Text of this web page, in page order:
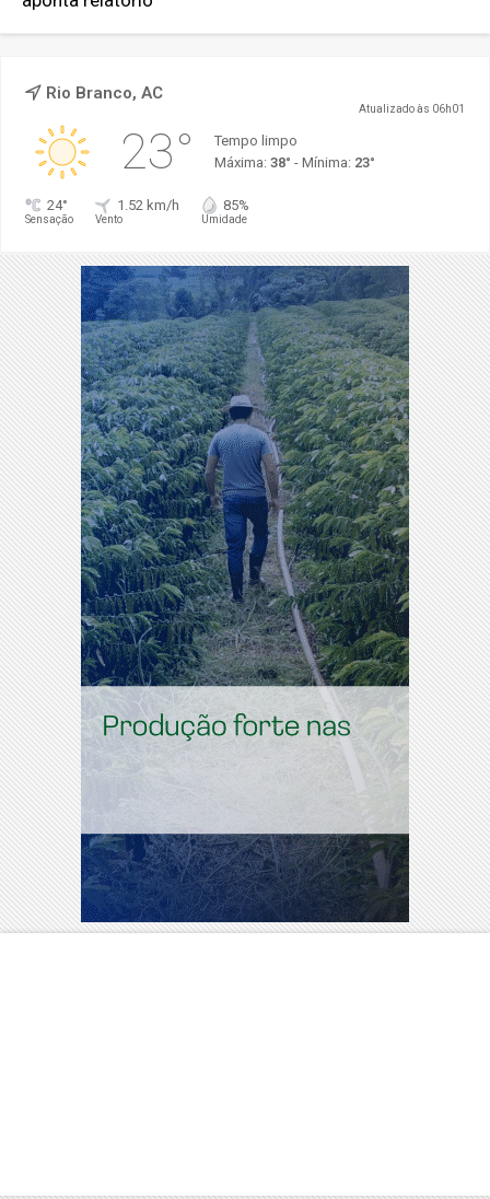
Rio Branco, AC
Atualizado às 06h01
23°
Tempo limpo
Máxima: 38° - Mínima: 23°
24°
Sensação
1.52 km/h
Vento
85%
Umidade